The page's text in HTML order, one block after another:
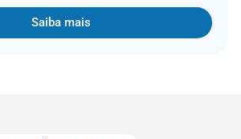
Saiba mais